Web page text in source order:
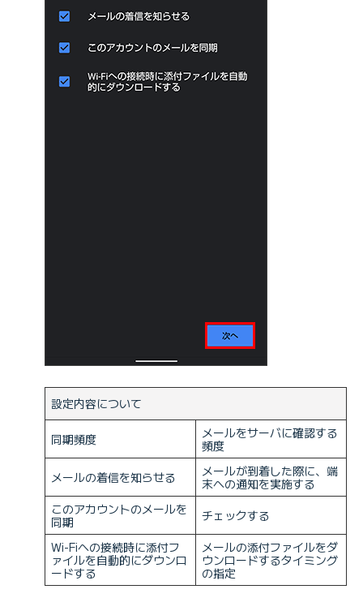
設定内容について
同期頻度
メールをサーバに確認する
頻度
メールの着信を知らせる
メールが到着した際に、端
末への通知を実施する
このアカウントのメールを
同期
チェックする
Wi-Fiへの接続時に添付フ
ァイルを自動的にダウンロ
ードする
メールの添付ファイルをダ
ウンロードするタイミング
の指定